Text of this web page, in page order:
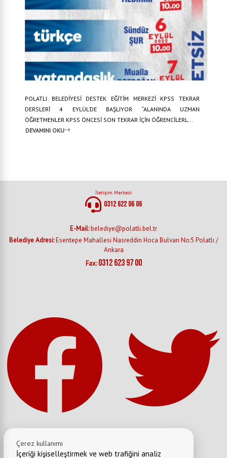
POLATLI BELEDİYESİ DESTEK EĞİTİM MERKEZİ KPSS TEKRAR
DERSLERİ 4 EYLÜL’DE BAŞLIYOR “ALANINDA UZMAN
ÖĞRETMENLER KPSS ÖNCESİ SON TEKRAR İÇİN ÖĞRENCİLERL...
DEVAMINI OKU
İletişim Merkezi
0312 622 06 06
E-Mail:belediye@polatli.bel.tr
Belediye Adresi:Esentepe Mahallesi Nasreddin Hoca Bulvarı No:5 Polatlı /
Ankara
Fax:0312 623 97 00
Çerez kullanımı
İçeriği kişiselleştirmek ve web trafiğini analiz